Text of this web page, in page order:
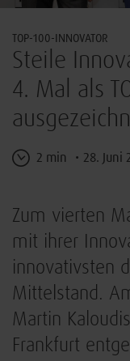
TOP-100-INNOVATOR
Steile
4. Mal als
2 min 28. Juni
Zum vierten
mit ihrer
innovativsten
Mittelstand.
Martin
Frankfurt